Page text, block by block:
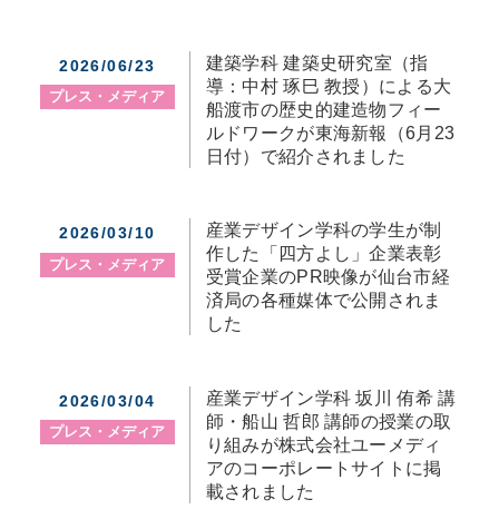
2026/06/23
プレス・メディア
建築学科 建築史研究室（指
導：中村 琢巳 教授）による大
船渡市の歴史的建造物フィー
ルドワークが東海新報（6月23
日付）で紹介されました
2026/03/10
プレス・メディア
産業デザイン学科の学生が制
作した「四方よし」企業表彰
受賞企業のPR映像が仙台市経
済局の各種媒体で公開されま
した
2026/03/04
プレス・メディア
産業デザイン学科 坂川 侑希 講
師・船山 哲郎 講師の授業の取
り組みが株式会社ユーメディ
アのコーポレートサイトに掲
載されました